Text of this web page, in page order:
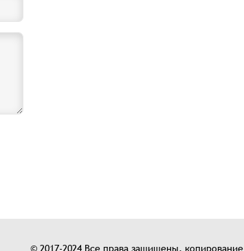
© 2017-2024 Все права защищены, копирование